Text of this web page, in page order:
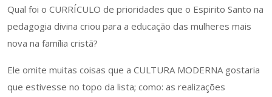
Qual foi o CURRÍCULO de prioridades que o Espirito Santo na
pedagogia divina criou para a educação das mulheres mais
nova na família cristã?
Ele omite muitas coisas que a CULTURA MODERNA gostaria
que estivesse no topo da lista; como: as realizações